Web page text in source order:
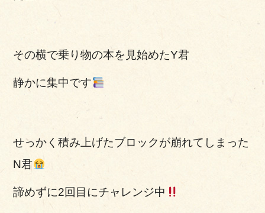
その横で乗り物の本を見始めたY君
静かに集中です
せっかく積み上げたブロックが崩れてしまった
N君
諦めずに2回目にチャレンジ中